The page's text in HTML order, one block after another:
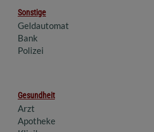
Sonstige
Geldautomat
Bank
Polizei
Gesundheit
Arzt
Apotheke